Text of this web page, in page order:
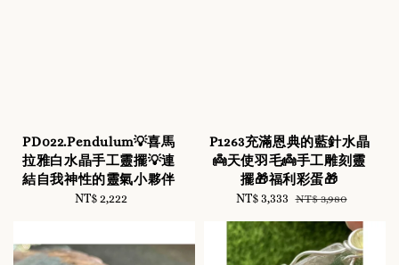
PD022.Pendulum💡喜馬
拉雅白水晶手工靈擺💡連
結自我神性的靈氣小夥伴
Regular
NT$ 2,222
P1263充滿恩典的藍針水晶
👼天使羽毛👼手工雕刻靈
擺🎁福利彩蛋🎁
Sale
NT$ 3,333 Regular
NT$ 3,980